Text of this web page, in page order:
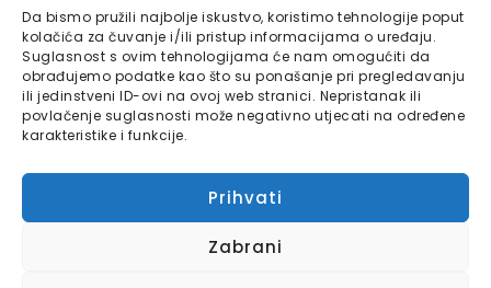
Da bismo pružili najbolje iskustvo, koristimo tehnologije poput
kolačića za čuvanje i/ili pristup informacijama o uređaju.
Suglasnost s ovim tehnologijama će nam omogućiti da
obrađujemo podatke kao što su ponašanje pri pregledavanju
ili jedinstveni ID-ovi na ovoj web stranici. Nepristanak ili
povlačenje suglasnosti može negativno utjecati na određene
karakteristike i funkcije.
Prihvati
Zabrani
Bajtbox
Linkovi
Kontaktirajte nas
Impressum
Bajtbox koristi
usluge.